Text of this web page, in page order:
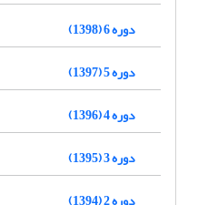
دوره 6 (1398)
دوره 5 (1397)
دوره 4 (1396)
دوره 3 (1395)